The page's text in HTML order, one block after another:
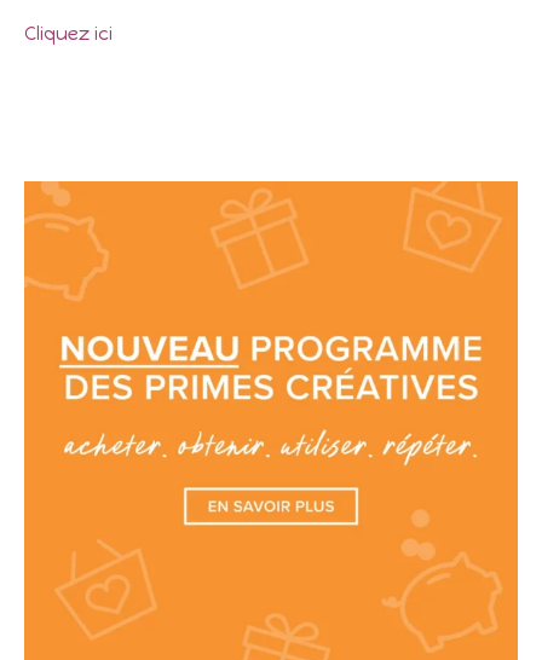
Cliquez ici